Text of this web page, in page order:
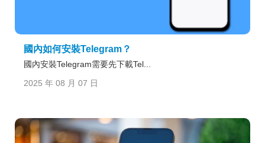
國內如何安裝Telegram？
國內安裝Telegram需要先下載Tel...
2025 年 08 月 07 日